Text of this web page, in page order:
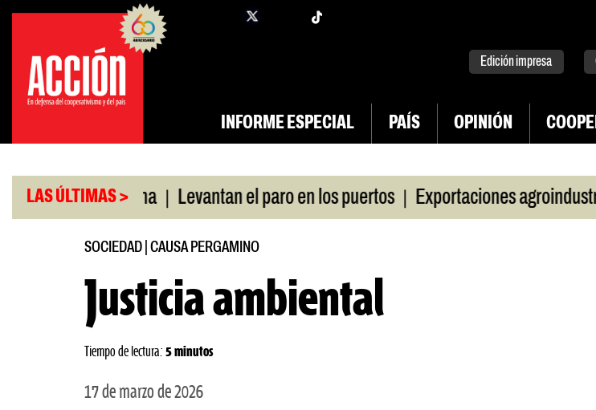
Saltar
contenido
facebook
Edición impresa
INFORME ESPECIAL PAÍS OPINIÓN
LAS ÚLTIMAS >
con China | Levantan el paro en los puertos | Exportaciones agroindustriales a
SOCIEDAD| CAUSA PERGAMINO
Justicia ambiental
Tiempo de lectura: 5 minutos
17 de marzo de 2026